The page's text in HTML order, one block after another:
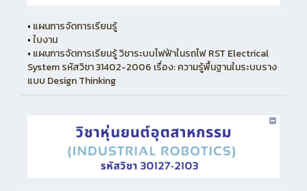
• แผนการจัดการเรียนรู้
•ใบงาน
• แผนการจัดการเรียนรู้ วิชาระบบไฟฟ้าในรถไฟ RST Electrical
System รหัสวิชา 31402-2006 เรื่อง: ความรู้พื้นฐานในระบบราง
แบบ Design Thinking